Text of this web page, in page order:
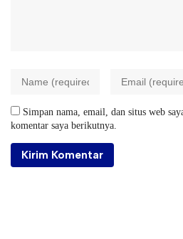
Simpan nama, email, dan situs web
komentar saya berikutnya.